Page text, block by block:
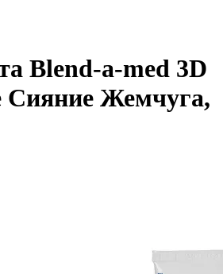
Blend-a-med 3D
Сияние Жемчуга,